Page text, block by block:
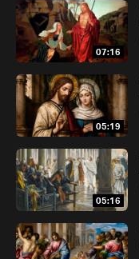
07:16
05:19
05:16